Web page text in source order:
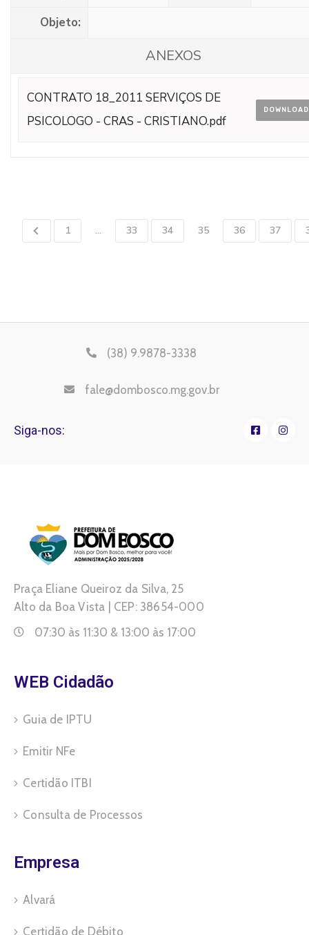
Objeto:
ANEXOS
CONTRATO 18_2011 SERVIÇOS DE
PSICOLOGO - CRAS - CRISTIANO.pdf
DOWNLOAD
1 … 33 34 35 36 37
(38) 9.9878-3338
fale@dombosco.mg.gov.br
Siga-nos:
Praça Eliane Queiroz da Silva, 25
Alto da Boa Vista | CEP: 38654-000
07:30 às 11:30 & 13:00 às 17:00
WEB Cidadão
Guia de IPTU
Emitir NFe
Certidão ITBI
Consulta de Processos
Empresa
Alvará
Certidão de Débito